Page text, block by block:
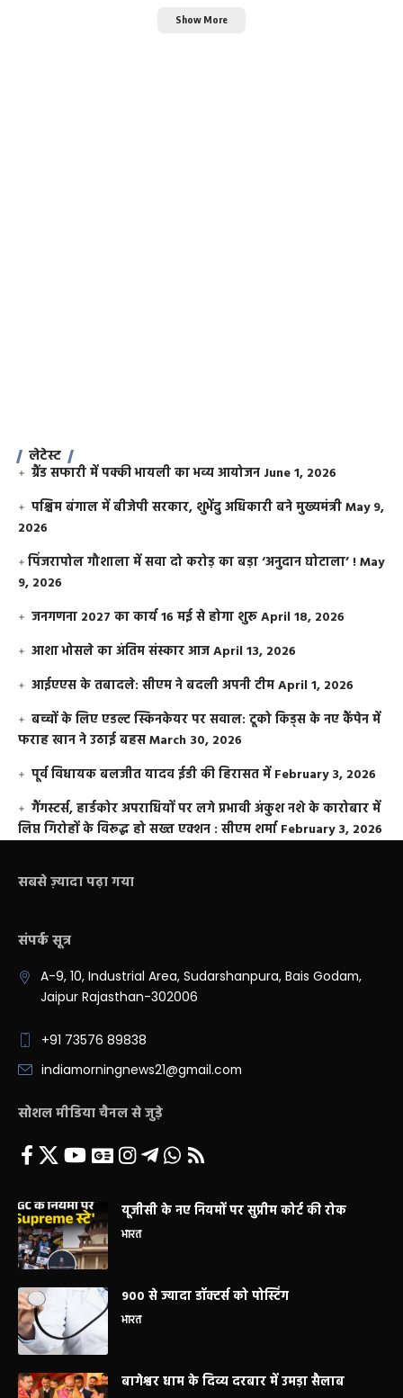
Show More
लेटेस्ट
ग्रैंड सफारी में पक्की भायली का भव्य आयोजन June 1, 2026
पश्चिम बंगाल में बीजेपी सरकार, शुभेंदु अधिकारी बने मुख्यमंत्रीMay 9,
2026
​पिंजरापोल गौशाला में सवा दो करोड़ का बड़ा ‘अनुदान घोटाला’ !May
9, 2026
जनगणना 2027 का कार्य 16 मई से होगा शुरूApril 18, 2026
आशा भोसले का अंतिम संस्कार आजApril 13, 2026
आईएएस के तबादले: सीएम ने बदली अपनी टीमApril 1, 2026
बच्चों के लिए एडल्ट स्किनकेयर पर सवाल: टूको किड्स के नए कैंपेन में
फराह खान ने उठाई बहसMarch 30, 2026
पूर्व विधायक बलजीत यादव ईडी की हिरासत में February 3, 2026
गैंगस्टर्स, हार्डकोर अपराधियों पर लगे प्रभावी अंकुश नशे के कारोबार में
लिप्त गिरोहों के विरूद्ध हो सख्त एक्शन : सीएम शर्मा February 3, 2026
सबसे ज़्यादा पढ़ा गया
संपर्क सूत्र
A-9, 10, Industrial Area, Sudarshanpura, Bais Godam,
Jaipur Rajasthan-302006
+91 73576 89838
indiamorningnews21@gmail.com
सोशल मीडिया चैनल से जुड़े
यूजीसी के नए नियमों पर सुप्रीम कोर्ट की रोक
भारत
900 से ज्यादा डॉक्टर्स को पोस्टिंग
भारत
बागेश्वर धाम के दिव्य दरबार में उमड़ा सैलाब